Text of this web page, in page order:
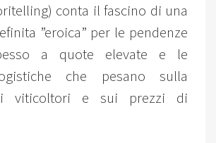
conta il fascino di una
”eroica” per le pendenze
a quote elevate e le
che pesano sulla
viticoltori e sui prezzi di